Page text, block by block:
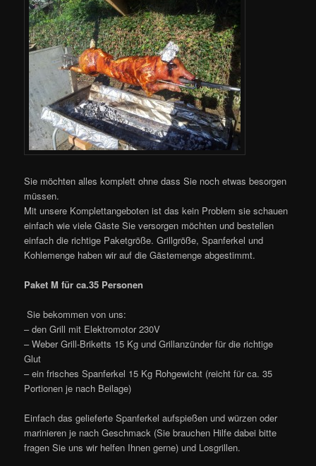
Sie möchten alles komplett ohne dass Sie noch etwas besorgen
müssen.
Mit unsere Komplettangeboten ist das kein Problem sie schauen
einfach wie viele Gäste Sie versorgen möchten und bestellen
einfach die richtige Paketgröße. Grillgröße, Spanferkel und
Kohlemenge haben wir auf die Gästemenge abgestimmt.
Paket M für ca.35 Personen
Sie bekommen von uns:
– den Grill mit Elektromotor 230V
– Weber Grill-Briketts 15 Kg und Grillanzünder für die richtige
Glut
– ein frisches Spanferkel 15 Kg Rohgewicht (reicht für ca. 35
Portionen je nach Beilage)
Einfach das gelieferte Spanferkel aufspießen und würzen oder
marinieren je nach Geschmack (Sie brauchen Hilfe dabei bitte
fragen Sie uns wir helfen Ihnen gerne) und Losgrillen.